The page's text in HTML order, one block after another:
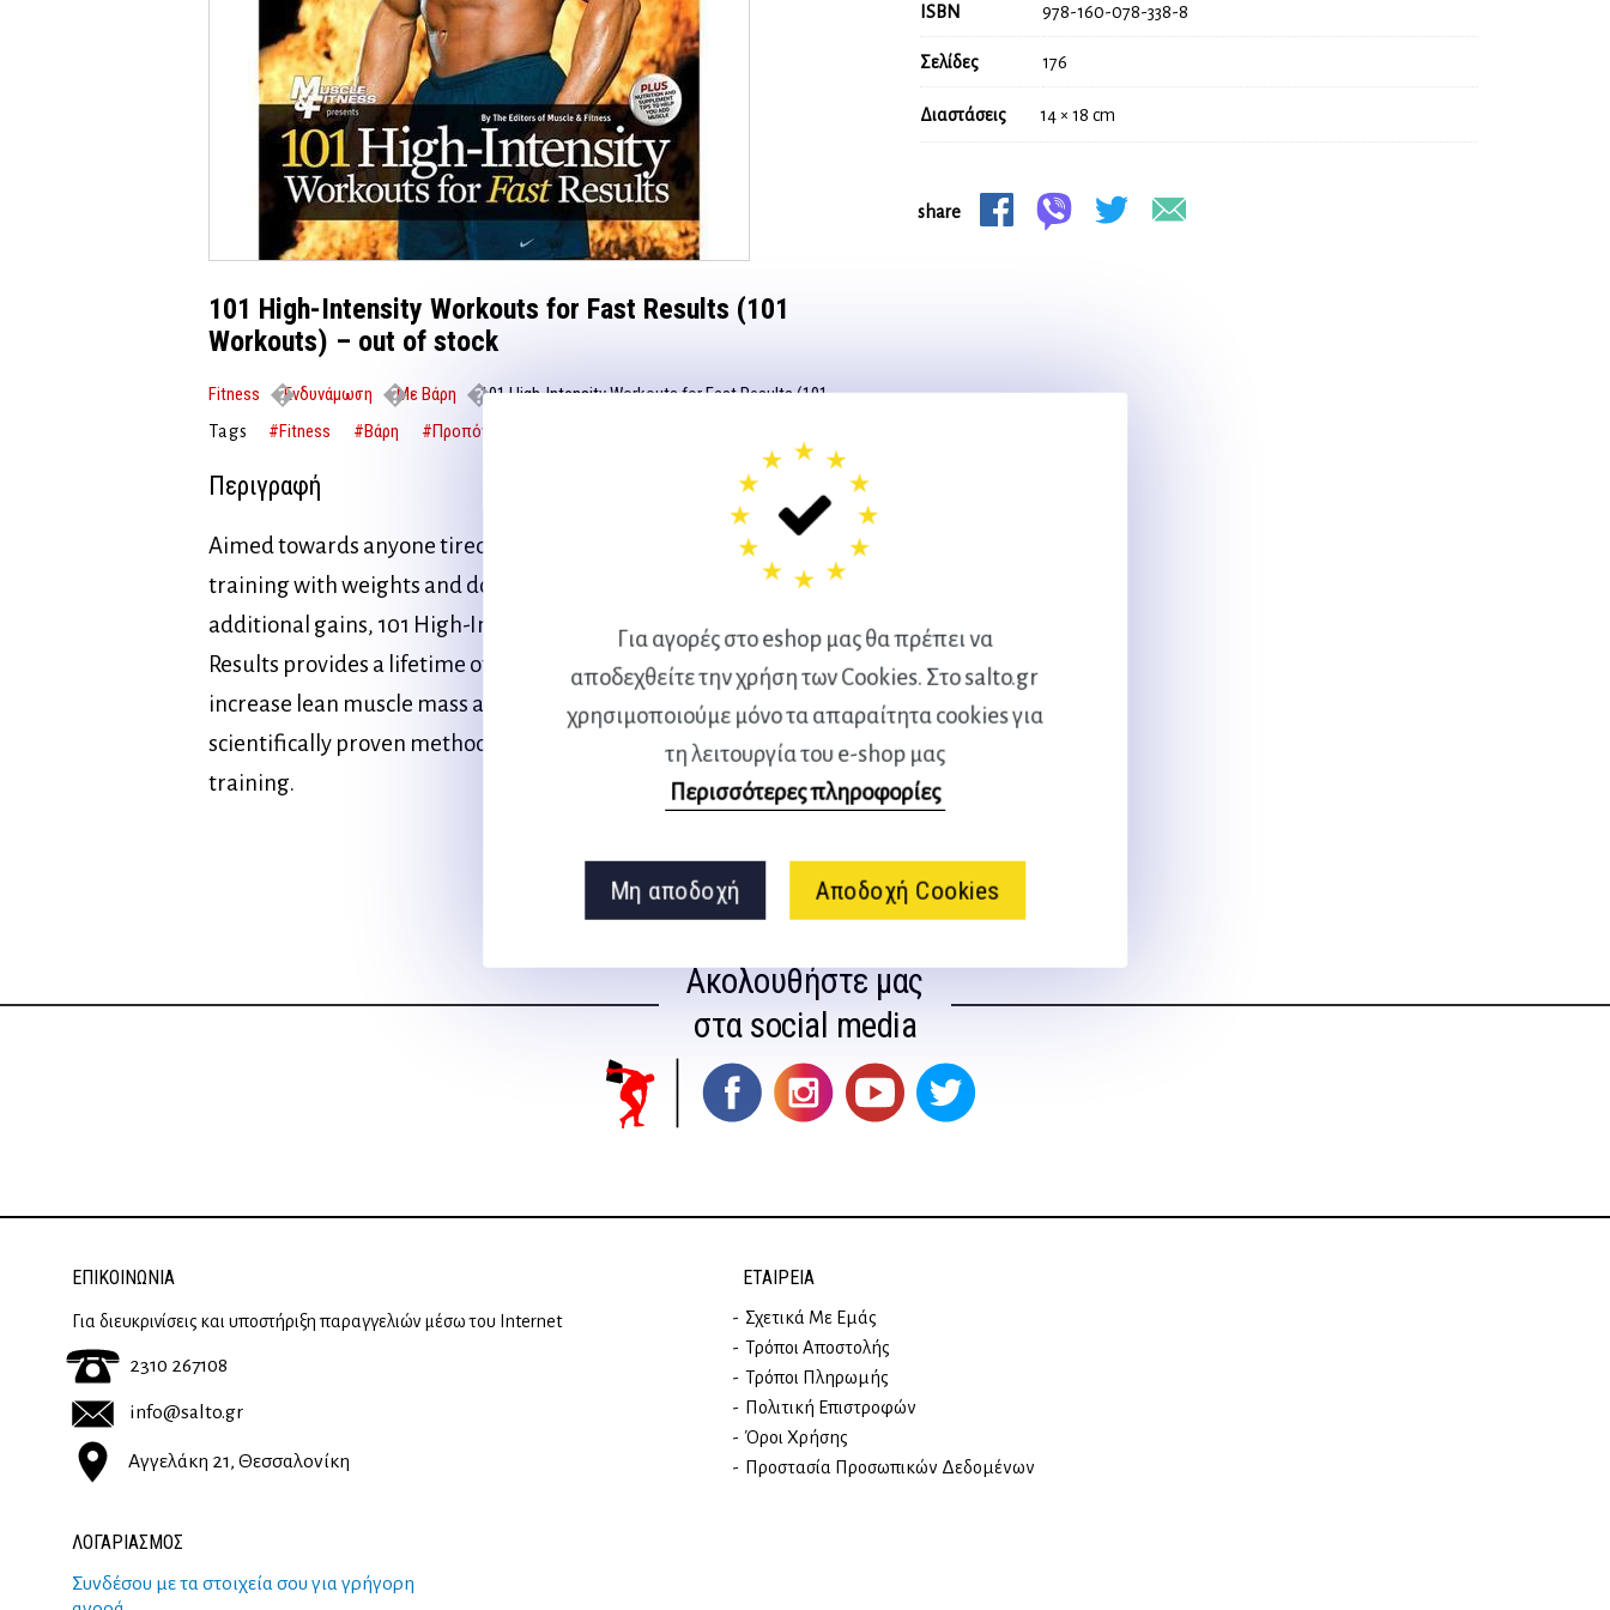
Για αγορές στο eshop μας θα πρέπει να
αποδεχθείτε την χρήση των Cookies. Στο salto.gr
χρησιμοποιούμε μόνο τα απαραίτητα cookies για
τη λειτουργία του e-shop μας
Περισσότερες πληροφορίες
Μη αποδοχή Αποδοχή Cookies
Διαστάσεις 14 × 18 cm
ISBN 978-160-078-338-8
Σελίδες 176
share
101 High-Intensity Workouts for Fast Results (101
Workouts) – out of stock
Fitness Ενδυνάμωση Με Βάρη
101 High-Intensity Workouts for Fast Results (101
Workouts) – out of stock
Tags #Fitness #Βάρη #Προπόνηση δύναμης
Περιγραφή
Aimed towards anyone tired of spending countless hours
training with weights and doing cardio and without seeing
additional gains, 101 High-Intensity Workouts For Fast
Results provides a lifetime of workouts that continually
increase lean muscle mass and reduce body fat using
scientifically proven methods of short, high-intensity bouts of
training.
Ακολουθήστε μας
στα social media
ΕΠΙΚΟΙΝΩΝΊΑ
Για διευκρινίσεις και υποστήριξη παραγγελιών μέσω του Internet
2310 267108
info@salto.gr
Αγγελάκη 21, Θεσσαλονίκη
ΕΤΑΙΡΕΊΑ
Σχετικά Με Εμάς
Τρόποι Αποστολής
Τρόποι Πληρωμής
Πολιτική Επιστροφών
Όροι Χρήσης
Προστασία Προσωπικών Δεδομένων
ΛΟΓΑΡΙΑΣΜΟΣ
Συνδέσου με τα στοιχεία σου για γρήγορη